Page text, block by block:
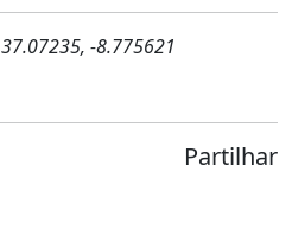
37.07235, -8.775621
Partilhar